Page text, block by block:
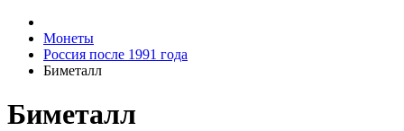
Монеты
Россия после 1991 года
Биметалл
Биметалл